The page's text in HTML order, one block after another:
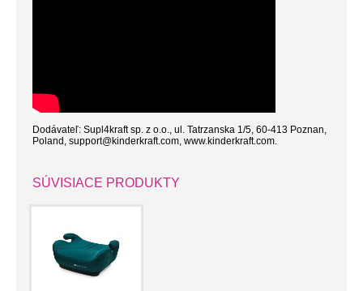
Dodávateľ: Supl4kraft sp. z o.o., ul. Tatrzanska 1/5, 60-413 Poznan,
Poland, support@kinderkraft.com, www.kinderkraft.com.
SÚVISIACE PRODUKTY